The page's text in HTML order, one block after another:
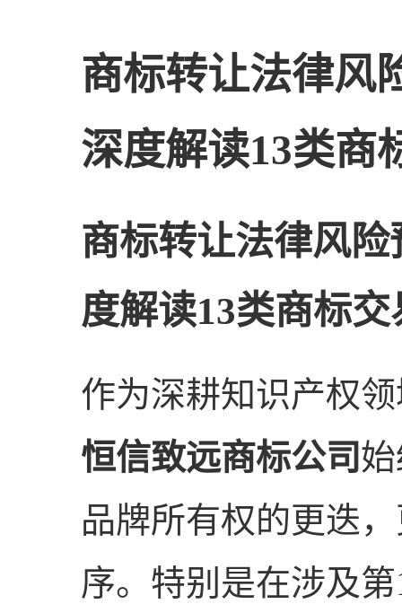
商标转让法律风
深度解读13类商
商标转让法律风
度解读13类商标
作为深耕知识产权
恒信致远商标公司
品牌所有权的更迭
序。特别是在涉及